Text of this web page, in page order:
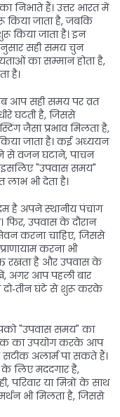
निभाते हैं। उत्तर भारत में
जाता है, जबकि
किया जाता है। इन
सही समय चुन
का सम्मान होता है,
है।
आप सही समय पर व्रत
घटती है, जिससे
जैसा प्रभाव मिलता है,
जाता है। कई अध्ययन
से वजन घटाने, पाचन
इसलिए "उपवास समय"
लाभ भी देता है।
है अपने स्थानीय पंचांग
फिर, उपवास के दौरान
करना चाहिए, जिससे
करना भी
रखता है और उपवास के
अगर आप पहली बार
दो‑तीन घंटे से शुरू करके
"उपवास समय" का
का उपयोग करके आप
सटीक अलार्म पा सकते हैं।
लिए मददगार है,
या मित्रों के साथ
भी मिलता है, जिससे